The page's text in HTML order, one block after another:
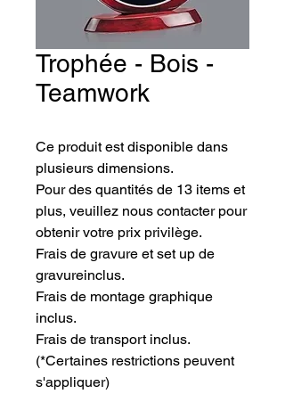
Trophée - Bois -
Teamwork
Ce produit est disponible dans
plusieurs dimensions.
Pour des quantités de 13 items et
plus, veuillez nous contacter pour
obtenir votre prix privilège.
Frais de gravure et set up de
gravureinclus.
Frais de montage graphique
inclus.
Frais de transport inclus.
(*Certaines restrictions peuvent
s'appliquer)